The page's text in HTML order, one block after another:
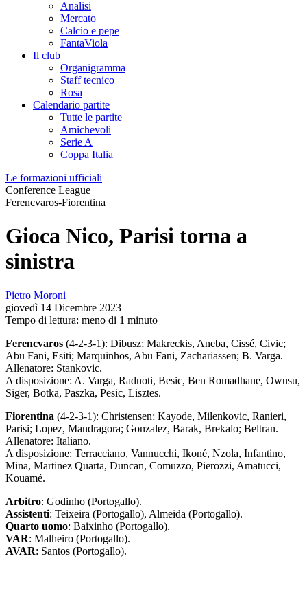
Analisi
Mercato
Calcio e pepe
FantaViola
Il club
Organigramma
Staff tecnico
Rosa
Calendario partite
Tutte le partite
Amichevoli
Serie A
Coppa Italia
Le formazioni ufficiali
Conference League
Ferencvaros-Fiorentina
Gioca Nico, Parisi torna a
sinistra
Pietro Moroni
giovedì 14 Dicembre 2023
Tempo di lettura: meno di 1 minuto
Ferencvaros (4-2-3-1): Dibusz; Makreckis, Aneba, Cissé, Civic;
Abu Fani, Esiti; Marquinhos, Abu Fani, Zachariassen; B. Varga.
Allenatore: Stankovic.
A disposizione: A. Varga, Radnoti, Besic, Ben Romadhane, Owusu,
Siger, Botka, Paszka, Pesic, Lisztes.
Fiorentina (4-2-3-1): Christensen; Kayode, Milenkovic, Ranieri,
Parisi; Lopez, Mandragora; Gonzalez, Barak, Brekalo; Beltran.
Allenatore: Italiano.
A disposizione: Terracciano, Vannucchi, Ikoné, Nzola, Infantino,
Mina, Martinez Quarta, Duncan, Comuzzo, Pierozzi, Amatucci,
Kouamé.
Arbitro: Godinho (Portogallo).
Assistenti: Teixeira (Portogallo), Almeida (Portogallo).
Quarto uomo: Baixinho (Portogallo).
VAR: Malheiro (Portogallo).
AVAR: Santos (Portogallo).